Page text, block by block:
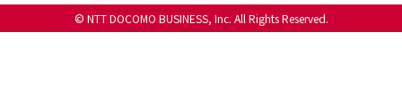
© NTT DOCOMO BUSINESS, Inc. All Rights Reserved.